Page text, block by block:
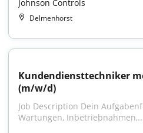
Johnson Controls
Delmenhorst
Kundendiensttechniker
(m/w/d)
Job Description Dein
Wartungen,